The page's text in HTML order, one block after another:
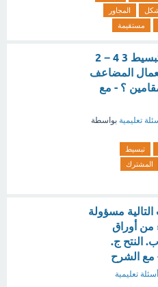
المجاور
مستقيمة
أيُّ الخطوات توضّح تبسيط 3 4 − 2
2 ​ باستعمال المضاعف
؟ - مع
تعليمية بواسطة
تبسيط
المشترك
التالية مسؤولة
من أوراق
النتح ج.
مع الشرح
أسئلة تعليمية